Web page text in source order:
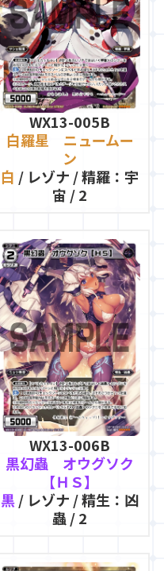
WX13-005B
白羅星 ニュームー
ン
白 / レゾナ / 精羅：宇
宙 / 2
WX13-006B
黒幻蟲 オウグソク
【ＨＳ】
黒/ レゾナ / 精生：凶
蟲 / 2